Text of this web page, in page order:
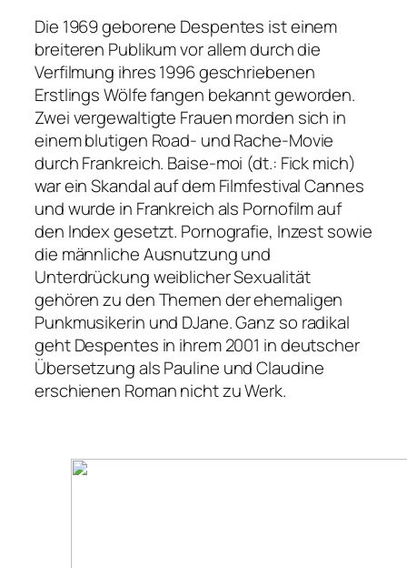
Die 1969 geborene Despentes ist einem
breiteren Publikum vor allem durch die
Verfilmung ihres 1996 geschriebenen
ErstlingsWölfe fangen bekannt geworden.
Zwei vergewaltigte Frauen morden sich in
einem blutigen Road- und Rache-Movie
durch Frankreich. Baise-moi (dt.: Fick mich)
war ein Skandal auf dem Filmfestival Cannes
und wurde in Frankreich als Pornofilm auf
den Index gesetzt. Pornografie, Inzest sowie
die männliche Ausnutzung und
Unterdrückung weiblicher Sexualität
gehören zu den Themen der ehemaligen
Punkmusikerin und DJane. Ganz so radikal
geht Despentes in ihrem 2001 in deutscher
Übersetzung alsPauline und Claudine
erschienen Roman nicht zu Werk.